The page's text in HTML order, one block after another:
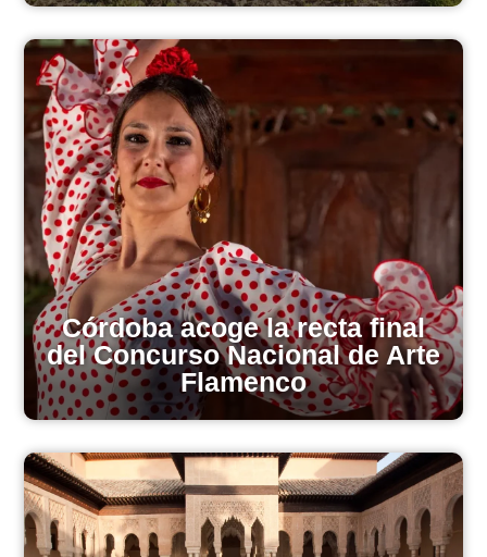
Córdoba acoge la recta final
del Concurso Nacional de Arte
Flamenco